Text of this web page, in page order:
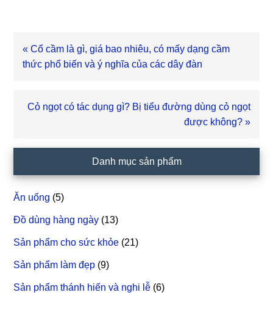
Bài
viết
« Cổ cầm là gì, giá bao nhiêu, có mấy dạng cầm
thức phổ biến và ý nghĩa của các dây đàn
Bài
Cỏ ngọt có tác dụng gì? Bị tiểu đường dùng cỏ ngọt
được không? »
chính
Danh mục sản phẩm
Ăn uống (5)
Đồ dùng hàng ngày (13)
Sản phẩm cho sức khỏe (21)
Sản phẩm làm đẹp (9)
Sản phẩm thánh hiến và nghi lễ (6)